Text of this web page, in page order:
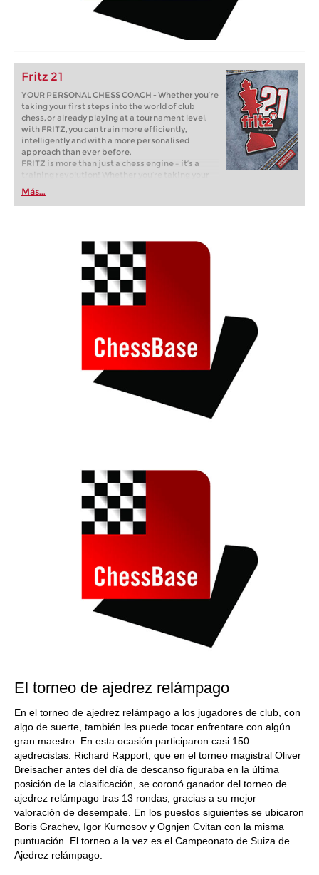
Fritz 21
YOUR PERSONAL CHESS COACH - Whether you’re
taking your first steps into the world of club
chess, or already playing at a tournament level:
with FRITZ, you can train more efficiently,
intelligently and with a more personalised
approach than ever before.
FRITZ is more than just a chess engine – it’s a
training revolution! Whether you’re taking your
first steps into the world of club chess, or already
playing at a tournament level: with FRITZ, you can
train more efficiently, intelligently and with a
Más...
El torneo de ajedrez relámpago
En el torneo de ajedrez relámpago a los jugadores de club, con
algo de suerte, también les puede tocar enfrentare con algún
gran maestro. En esta ocasión participaron casi 150
ajedrecistas. Richard Rapport, que en el torneo magistral Oliver
Breisacher antes del día de descanso figuraba en la última
posición de la clasificación, se coronó ganador del torneo de
ajedrez relámpago tras 13 rondas, gracias a su mejor
valoración de desempate. En los puestos siguientes se ubicaron
Boris Grachev, Igor Kurnosov y Ognjen Cvitan con la misma
puntuación. El torneo a la vez es el Campeonato de Suiza de
Ajedrez relámpago.